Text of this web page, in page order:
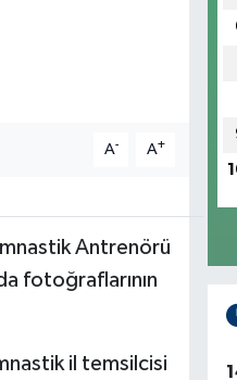
A- A+
Antrenörü
fotoğraflarının
il temsilcisi